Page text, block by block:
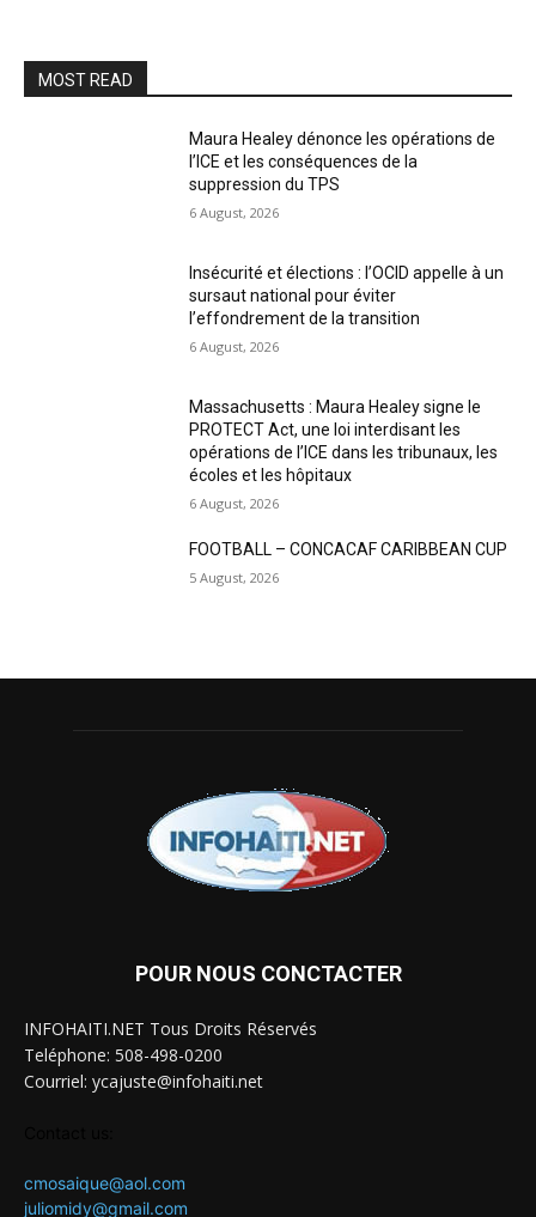
MOST READ
Maura Healey dénonce les opérations de
l’ICE et les conséquences de la
suppression du TPS
6 August, 2026
Insécurité et élections : l’OCID appelle à un
sursaut national pour éviter
l’effondrement de la transition
6 August, 2026
Massachusetts : Maura Healey signe le
PROTECT Act, une loi interdisant les
opérations de l’ICE dans les tribunaux, les
écoles et les hôpitaux
6 August, 2026
FOOTBALL – CONCACAF CARIBBEAN CUP
5 August, 2026
POUR NOUS CONCTACTER
INFOHAITI.NET Tous Droits Réservés
Teléphone: 508-498-0200
Courriel: ycajuste@infohaiti.net
cmosaique@aol.com
juliomidy@gmail.com